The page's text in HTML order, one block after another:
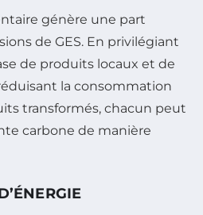
génère une part
de GES. En privilégiant
de produits locaux et de
la consommation
transformés, chacun peut
carbone de manière